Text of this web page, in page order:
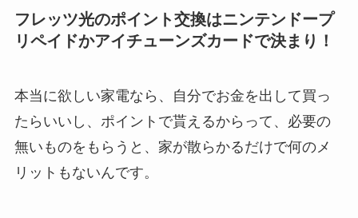
フレッツ光のポイント交換はニンテンドープ
リペイドかアイチューンズカードで決まり！
本当に欲しい家電なら、自分でお金を出して買っ
たらいいし、ポイントで貰えるからって、必要の
無いものをもらうと、家が散らかるだけで何のメ
リットもないんです。